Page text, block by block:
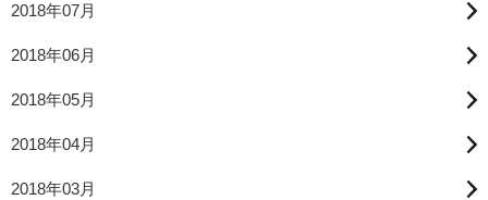
2018年07月
2018年06月
2018年05月
2018年04月
2018年03月